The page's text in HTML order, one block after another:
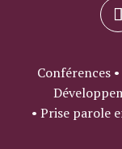
Conférences
• Prise parole